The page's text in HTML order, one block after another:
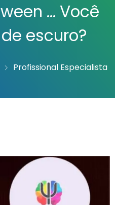
… Você
escuro?
Profissional Especialista